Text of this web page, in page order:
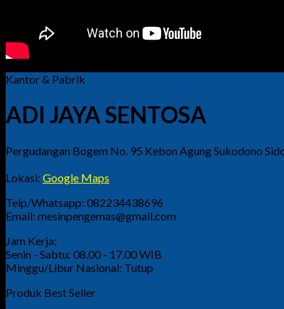
Kantor & Pabrik
ADI JAYA SENTOSA
Pergudangan Bogem No. 95 Kebon Agung Sukodono
Lokasi: Google Maps
Telp/Whatsapp: 082234438696
Email: mesinpengemas@gmail.com
Jam Kerja:
Senin - Sabtu: 08.00 - 17.00 WIB
Minggu/Libur Nasional: Tutup
Produk Best Seller